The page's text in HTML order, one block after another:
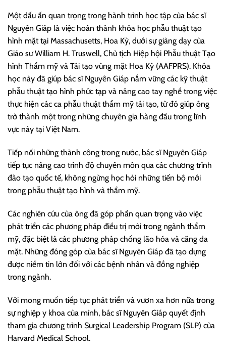
Một dấu ấn quan trọng trong hành trình học tập của bác sĩ
Nguyên Giáp là việc hoàn thành khóa học phẫu thuật tạo
hình mặt tại Massachusetts, Hoa Kỳ, dưới sự giảng dạy của
Giáo sư William H. Truswell, Chủ tịch Hiệp hội Phẫu thuật Tạo
hình Thẩm mỹ và Tái tạo vùng mặt Hoa Kỳ (AAFPRS). Khóa
học này đã giúp bác sĩ Nguyên Giáp nắm vững các kỹ thuật
phẫu thuật tạo hình phức tạp và nâng cao tay nghề trong việc
thực hiện các ca phẫu thuật thẩm mỹ tái tạo, từ đó giúp ông
trở thành một trong những chuyên gia hàng đầu trong lĩnh
vực này tại Việt Nam.
Tiếp nối những thành công trong nước, bác sĩ Nguyên Giáp
tiếp tục nâng cao trình độ chuyên môn qua các chương trình
đào tạo quốc tế, không ngừng học hỏi những tiến bộ mới
trong phẫu thuật tạo hình và thẩm mỹ.
Các nghiên cứu của ông đã góp phần quan trọng vào việc
phát triển các phương pháp điều trị mới trong ngành thẩm
mỹ, đặc biệt là các phương pháp chống lão hóa và căng da
mặt. Những đóng góp của bác sĩ Nguyên Giáp đã tạo dựng
được niềm tin lớn đối với các bệnh nhân và đồng nghiệp
trong ngành.
Với mong muốn tiếp tục phát triển và vươn xa hơn nữa trong
sự nghiệp y khoa của mình, bác sĩ Nguyên Giáp quyết định
tham gia chương trình Surgical Leadership Program (SLP) của
Harvard Medical School.